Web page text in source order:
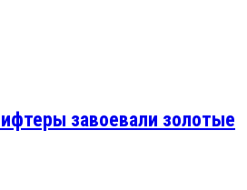
завоевали золотые